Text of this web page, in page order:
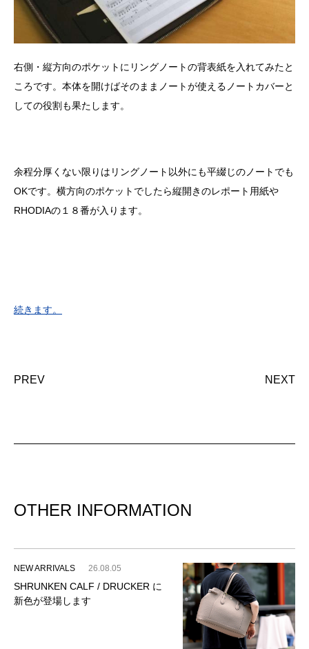
右側・縦方向のポケットにリングノートの背表紙を入れてみたと
ころです。本体を開けばそのままノートが使えるノートカバーと
しての役割も果たします。
余程分厚くない限りはリングノート以外にも平綴じのノートでも
OKです。横方向のポケットでしたら縦開きのレポート用紙や
RHODIAの１８番が入ります。
続きます。
PREV NEXT
OTHER INFORMATION
NEW ARRIVALS 26.08.05
SHRUNKEN CALF / DRUCKER に
新色が登場します